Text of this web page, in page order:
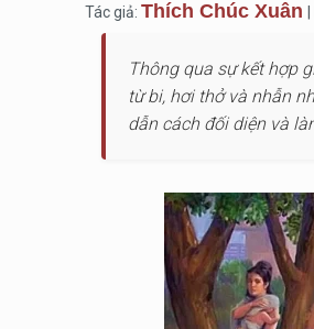
Tác giả: Thích Chúc Xuân |
Thông qua sự kết hợp
từ bi, hơi thở và nhẫn
dẫn cách đối diện và